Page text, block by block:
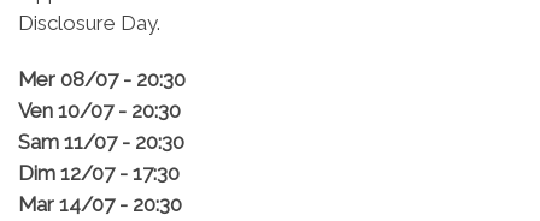
Disclosure Day.
Mer 08/07 - 20:30
Ven 10/07 - 20:30
Sam 11/07 - 20:30
Dim 12/07 - 17:30
Mar 14/07 - 20:30